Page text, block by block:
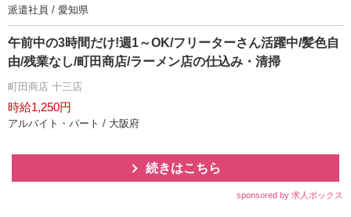
派遣社員 / 愛知県
午前中の3時間だけ!週1～OK/フリーターさん活躍中/髪色自
由/残業なし/町田商店/ラーメン店の仕込み・清掃
町田商店 十三店
時給1,250円
アルバイト・パート / 大阪府
続きはこちら
sponsored by 求人ボックス